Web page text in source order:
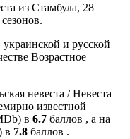
из Стамбула, 28
и русской
Возрастное
невеста / Невеста
известной
в 6.7 баллов , а на
в 7.8 баллов .